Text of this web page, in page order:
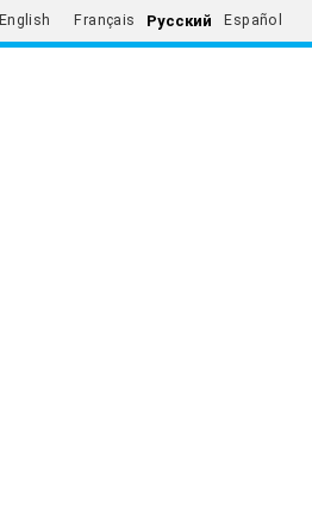
English Français Русский Español